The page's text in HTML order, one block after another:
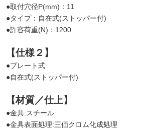
●取付穴径P(mm)：11
●タイプ：自在式(ストッパー付)
●許容荷重(N)：1200
【仕様２】
●プレート式
●自在式(ストッパー付)
【材質／仕上】
●金具:スチール
●金具表面処理:三価クロム化成処理